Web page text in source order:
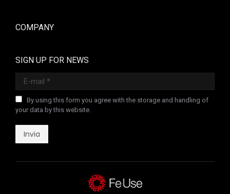
COMPANY
SIGN UP FOR NEWS
E-mail *
By using this form you agree with the storage and handling of
your data by this website.
Invia